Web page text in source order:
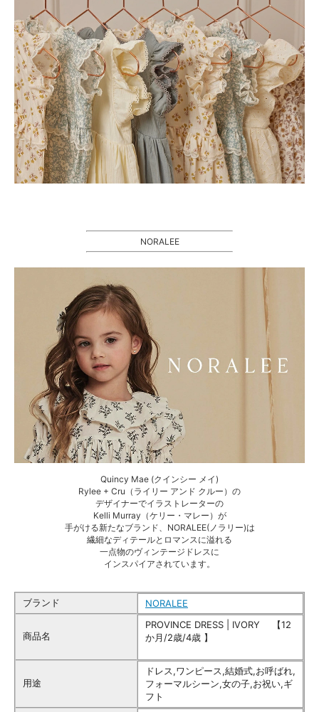
NORALEE
Quincy Mae (クインシー メイ)
Rylee + Cru（ライリー アンド クルー）の
デザイナーでイラストレーターの
Kelli Murray（ケリー・マレー）が
手がける新たなブランド、NORALEE(ノラリー)は
繊細なディテールとロマンスに溢れる
一点物のヴィンテージドレスに
インスパイアされています。
ブランド NORALEE
商品名
PROVINCE DRESS | IVORY 【12
か月/2歳/4歳 】
用途
ドレス,ワンピース,結婚式,お呼ばれ,
フォーマルシーン,女の子,お祝い,ギ
フト